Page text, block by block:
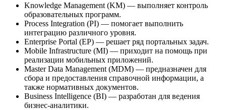
Knowledge Management (KM) — выполняет контроль
образовательных программ.
Process Integration (PI) — помогает выполнить
интеграцию различного уровня.
Enterprise Portal (EP) — решает ряд портальных задач.
Mobile Infrastructure (MI) — приходит на помощь при
реализации мобильных приложений.
Master Data Management (MDM) — предназначен для
сбора и предоставления справочной информации, а
также нормативных документов.
Business Intelligence (BI) — разработан для ведения
бизнес-аналитики.